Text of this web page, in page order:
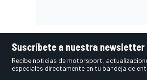
Suscríbete a nuestra newsletter
Recibe noticias de motorsport,
especiales directamente en tu bandeja de